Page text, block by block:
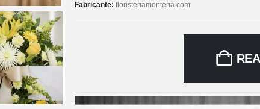
Fabricante: floristeriamonteria.com